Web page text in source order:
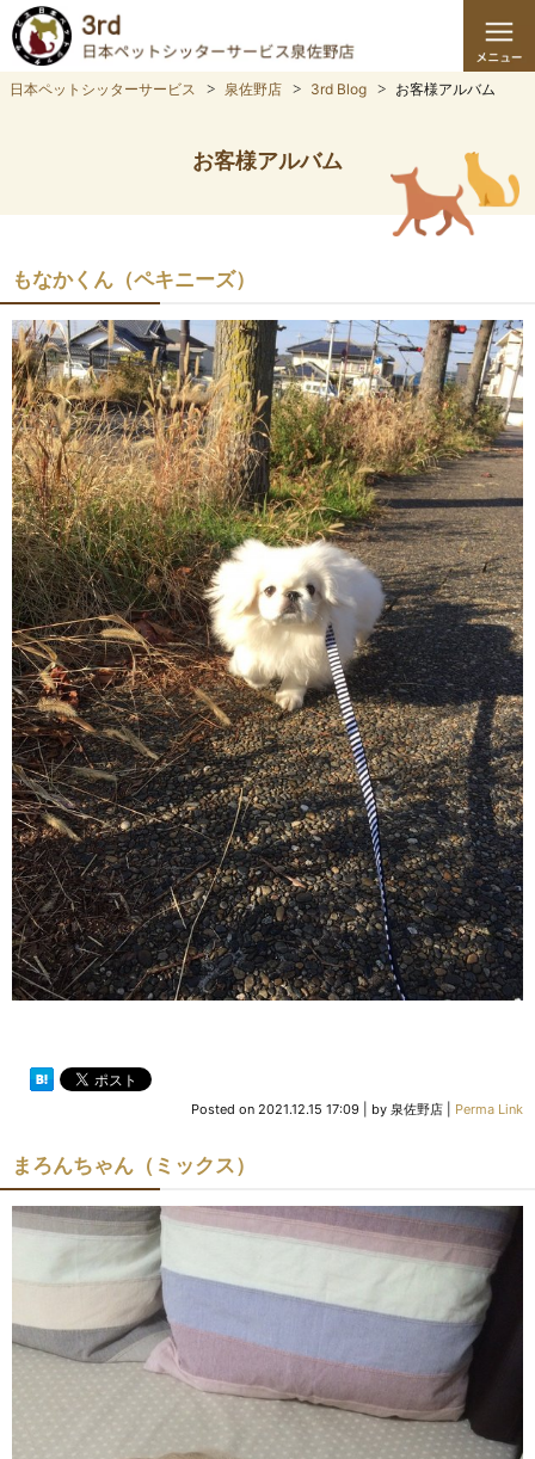
日本ペットシッターサービス 泉佐野店 3rd Blog お客様アルバム
お客様アルバム
もなかくん（ペキニーズ）
Posted on 2021.12.15 17:09 by 泉佐野店 Perma Link
まろんちゃん（ミックス）